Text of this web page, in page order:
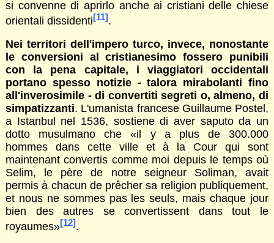
si convenne di aprirlo anche ai cristiani delle chiese
orientali dissidenti[11].
Nei territori dell'impero turco, invece, nonostante
le conversioni al cristianesimo fossero punibili
con la pena capitale, i viaggiatori occidentali
portano spesso notizie - talora mirabolanti fino
all'inverosimile - di convertiti segreti o, almeno, di
simpatizzanti. L'umanista francese Guillaume Postel,
a Istanbul nel 1536, sostiene di aver saputo da un
dotto musulmano che «il y a plus de 300.000
hommes dans cette ville et à la Cour qui sont
maintenant convertis comme moi depuis le temps où
Selim, le père de notre seigneur Soliman, avait
permis à chacun de prêcher sa religion publiquement,
et nous ne sommes pas les seuls, mais chaque jour
bien des autres se convertissent dans tout le
royaumes»[12].